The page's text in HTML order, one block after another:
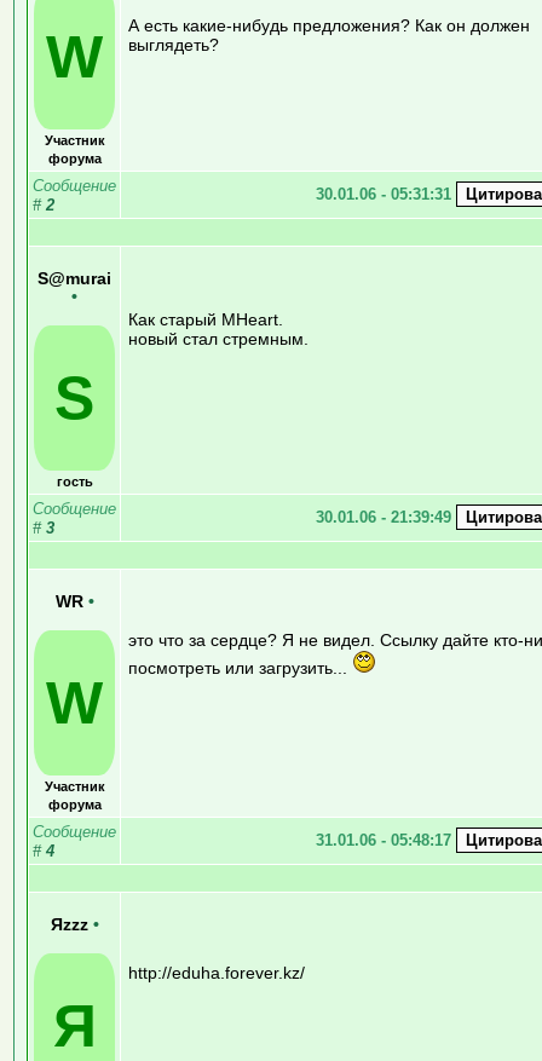
W
Участник
форума
А есть какие-нибудь предложения? Как он должен
выглядеть?
Сообщение
# 2
30.01.06 - 05:31:31
S@murai
•
S
гость
Как старый MHeart.
новый стал стремным.
Сообщение
# 3
30.01.06 - 21:39:49
WR •
W
Участник
форума
это что за сердце? Я не видел. Ссылку дайте кто-
посмотреть или загрузить...
Сообщение
# 4
31.01.06 - 05:48:17
Яzzz •
Я
http://eduha.forever.kz/